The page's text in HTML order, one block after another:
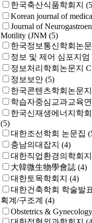
한국축산식품학회지
Korean journal of
Journal of
Motility (JNM (5)
한국정보통신학회논문
정보 및 제어 심포지엄
정보처리학회논문지 C
정보보안 (5)
한국콘텐츠학회논문지
학습자중심교과교육
한국신재생에너지학
(5)
대한조선학회 논문집
충남의대잡지 (4)
대한직업환경의학회지
大韓微生物學會誌 (4)
대한토목학회지 (4)
대한건축학회 학술발
획계/구조계 (4)
Obstetrics &